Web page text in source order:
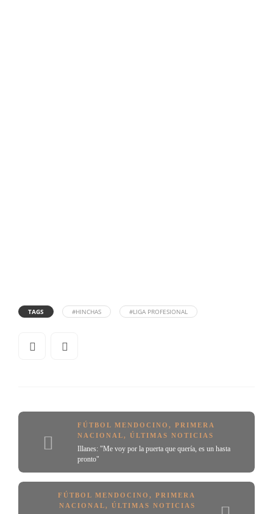
TAGS #HINCHAS #LIGA PROFESIONAL
FÚTBOL MENDOCINO , PRIMERA
NACIONAL, ÚLTIMAS NOTICIAS
Illanes: "Me voy por la puerta que quería, es un hasta
pronto"
FÚTBOL MENDOCINO , PRIMERA
NACIONAL, ÚLTIMAS NOTICIAS